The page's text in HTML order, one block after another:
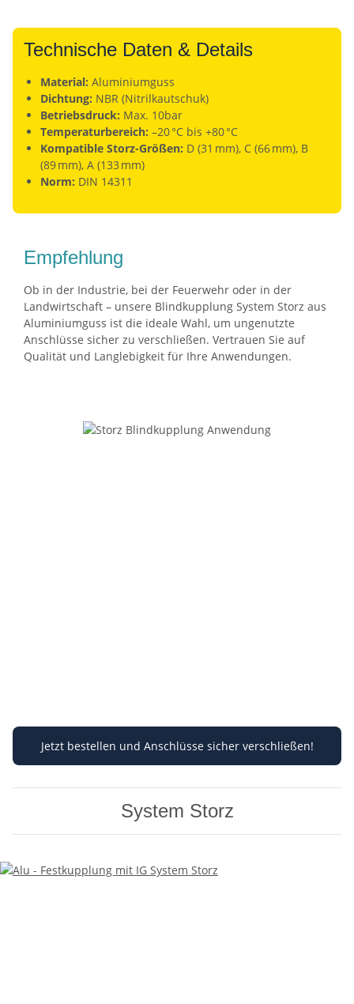
Technische Daten & Details
Material: Aluminiumguss
Dichtung: NBR (Nitrilkautschuk)
Betriebsdruck: Max. 10bar
Temperaturbereich: –20 °C bis +80 °C
Kompatible Storz-Größen: D (31 mm), C (66 mm), B
(89 mm), A (133 mm)
Norm: DIN 14311
Empfehlung
Ob in der Industrie, bei der Feuerwehr oder in der
Landwirtschaft – unsere Blindkupplung System Storz aus
Aluminiumguss ist die ideale Wahl, um ungenutzte
Anschlüsse sicher zu verschließen. Vertrauen Sie auf
Qualität und Langlebigkeit für Ihre Anwendungen.
Jetzt bestellen und Anschlüsse sicher verschließen!
System Storz